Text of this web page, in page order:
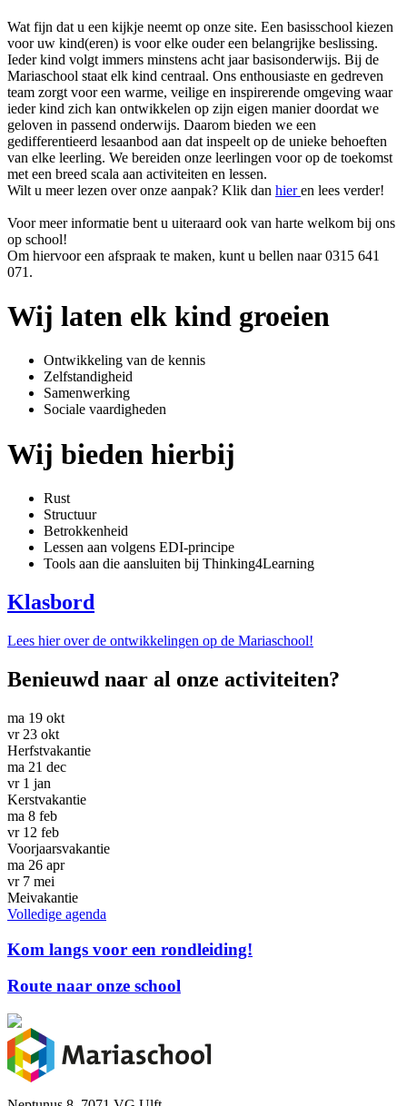
Wat fijn dat u een kijkje neemt op onze site. Een basisschool kiezen
voor uw kind(eren) is voor elke ouder een belangrijke beslissing.
Ieder kind volgt immers minstens acht jaar basisonderwijs. Bij de
Mariaschool staat elk kind centraal. Ons enthousiaste en gedreven
team zorgt voor een warme, veilige en inspirerende omgeving waar
ieder kind zich kan ontwikkelen op zijn eigen manier doordat we
geloven in passend onderwijs. Daarom bieden we een
gedifferentieerd lesaanbod aan dat inspeelt op de unieke behoeften
van elke leerling. We bereiden onze leerlingen voor op de toekomst
met een breed scala aan activiteiten en lessen.
Wilt u meer lezen over onze aanpak? Klik dan hier en lees verder!
Voor meer informatie bent u uiteraard ook van harte welkom bij ons
op school!
Om hiervoor een afspraak te maken, kunt u bellen naar 0315 641
071.
Wij laten elk kind groeien
Ontwikkeling van de kennis
Zelfstandigheid
Samenwerking
Sociale vaardigheden
Wij bieden hierbij
Rust
Structuur
Betrokkenheid
Lessen aan volgens EDI-principe
Tools aan die aansluiten bij Thinking4Learning
Klasbord
Lees hier over de ontwikkelingen op de Mariaschool!
Benieuwd naar al onze activiteiten?
ma 19 okt
vr23 okt
Herfstvakantie
ma 21 dec
vr1 jan
Kerstvakantie
ma 8 feb
vr12 feb
Voorjaarsvakantie
ma 26 apr
vr7 mei
Meivakantie
Volledige agenda
Kom langs voor een rondleiding!
Route naar onze school